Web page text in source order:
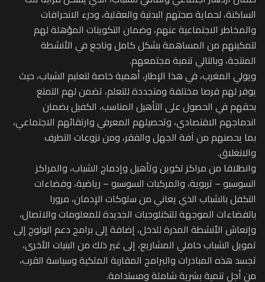
الساكنة، لحماية صحتهم البدنية والعقلية، ودرء الانحرافات
والمخاطر الاجتماعية عنهم، وضمان التكوينات المؤهلة لهم
لتمكينهم من المساهمة بشكل كامل وناجع في الأنشطة
المنتجة، وبالتالي تنمية مجتمعهم.
ويولي المغرب، في هذا الإطار، أهمية خاصة لتعليم الشباب، حيث
يوفر لهم فرصا مختلفة ومتجددة للتعلم، تضمن لهم التمتع
بحقهم في الحصول على التأهيل المناسب، الكفيل بضمان
اندماجهم الاقتصادي، وتحصيلهم المعرفي وارتقائهم الاجتماعي،
بما يحصنهم من آفة الجهل والفقر، ومن نزوعات التطرف
والانغلاق.
وانطلاقا من مراكز تكوين وتأهيل وإدماج الشباب، والمراكز
السوسيو – تربوية، والمركبات السوسيو – رياضية، وفضاءات
التكفل بالشباب الذي يعاني من سلوكات الإدمان، مرورا
بالفضاءات الموجهة للتكنلوجيات الجديدة للمعلومات والاتصال،
وإنعاش الأنشطة المذرة للدخل، إضافة إلى برامج دعم الولوج إلى
تمويل الشباب حاملي المشاريع، إلى غير ذلك من البنيات الأخرى،
تجسد هذه المبادرات والبرامج المقاربة الملكية وسياسة القرب،
من أجل تنمية بشرية شاملة ومستدامة.